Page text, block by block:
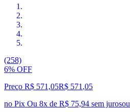
(258)
6% OFF
Preço R$ 571,05R$ 571 ,05
no Pix Ou 8x de R$ 75,94 sem jurosou